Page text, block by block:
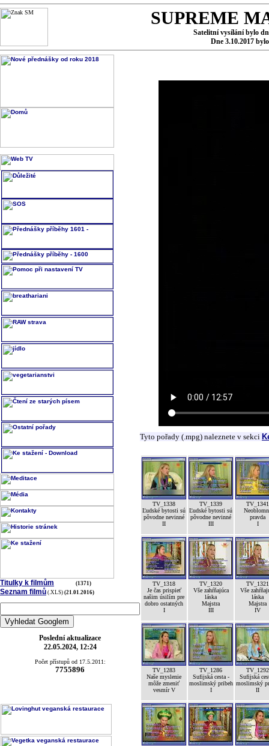
SUPREME
Satelitní vysílání bylo
Dne 3.10.2017
Titulky k filmům (1371)
Seznam filmů (.XLS) (21.01.2016)
Poslední aktualizace
22.05.2024, 12:24
Počet přístupů od 17.5.2011:
7755896
Tyto pořady (.mpg) naleznete v sekci
TV_1338
Ľudské bytosti sú
pôvodne nevinné
II
TV_1339
Ľudské bytosti sú
pôvodne nevinné
III
TV_1341
pravda
I
TV_1318
Je čas prispieť
našim úsilím pre
dobro ostatných
I
TV_1320
Vše zahŕňajúca
láska
Majstra
III
TV_1321
Vše
láska
Majstra
IV
TV_1283
Naše myslenie
môže zmeniť
vesmír V
TV_1286
Sufijská cesta -
moslimský pribeh
I
TV_1292
Sufijská
moslimský
II